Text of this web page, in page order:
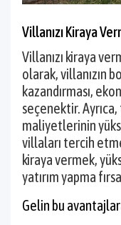
Villanızı Kiraya
Villanızı kiraya
olarak, villanızın
kazandırması,
seçenektir.
maliyetlerinin
villaları tercih
kiraya vermek,
yatırım yapma
Gelin bu